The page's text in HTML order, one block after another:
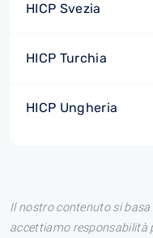
HICP Svezia
HICP Turchia
HICP Ungheria
Il nostro contenuto si
accettiamo responsabilità